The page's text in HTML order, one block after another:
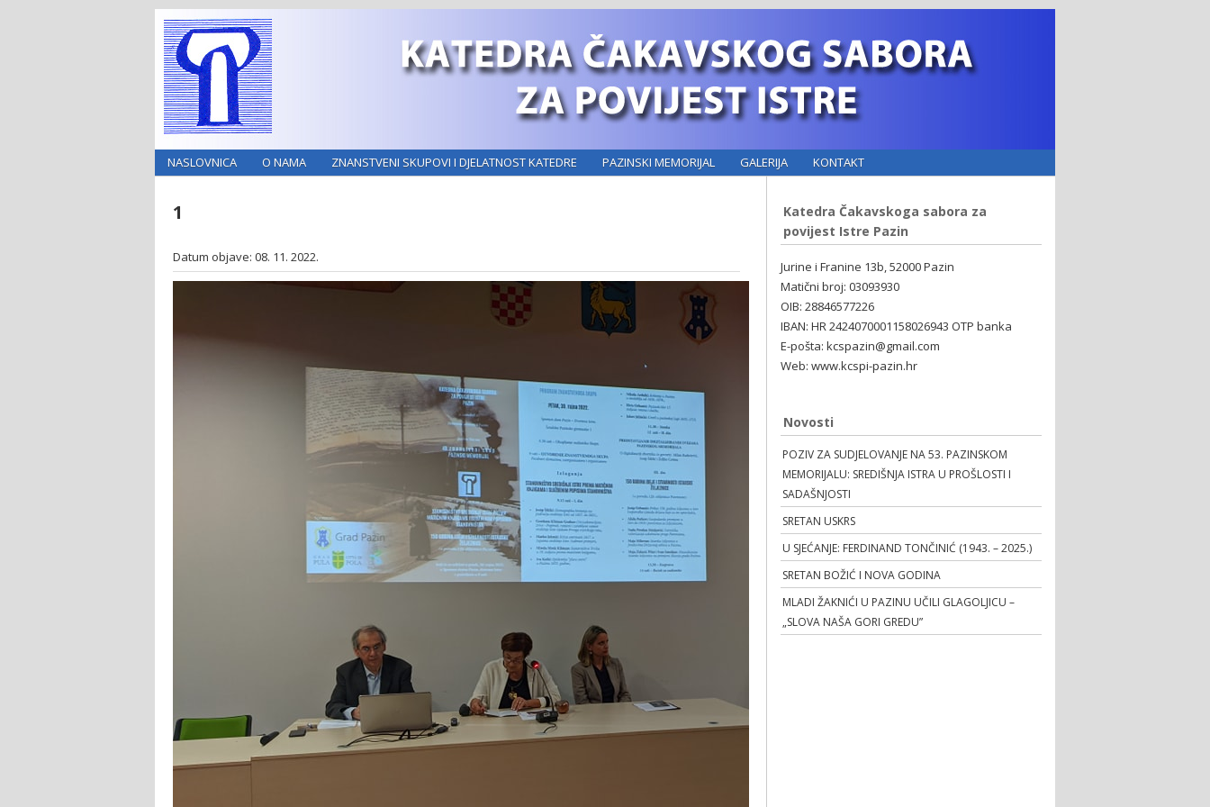
NASLOVNICA O NAMA ZNANSTVENI SKUPOVI I DJELATNOST KATEDRE PAZINSKI MEMORIJAL GALERIJA KONTAKT
1
Datum objave: 08. 11. 2022.
Katedra Čakavskoga sabora za
povijest Istre Pazin
Jurine i Franine 13b, 52000 Pazin
Matični broj: 03093930
OIB: 28846577226
IBAN: HR 2424070001158026943 OTP banka
E-pošta: kcspazin@gmail.com
Web: www.kcspi-pazin.hr
Novosti
POZIV ZA SUDJELOVANJE NA 53. PAZINSKOM
MEMORIJALU: SREDIŠNJA ISTRA U PROŠLOSTI I
SADAŠNJOSTI
SRETAN USKRS
U SJEĆANJE: FERDINAND TONČINIĆ (1943. – 2025.)
SRETAN BOŽIĆ I NOVA GODINA
MLADI ŽAKNIĆI U PAZINU UČILI GLAGOLJICU –
„SLOVA NAŠA GORI GREDU”